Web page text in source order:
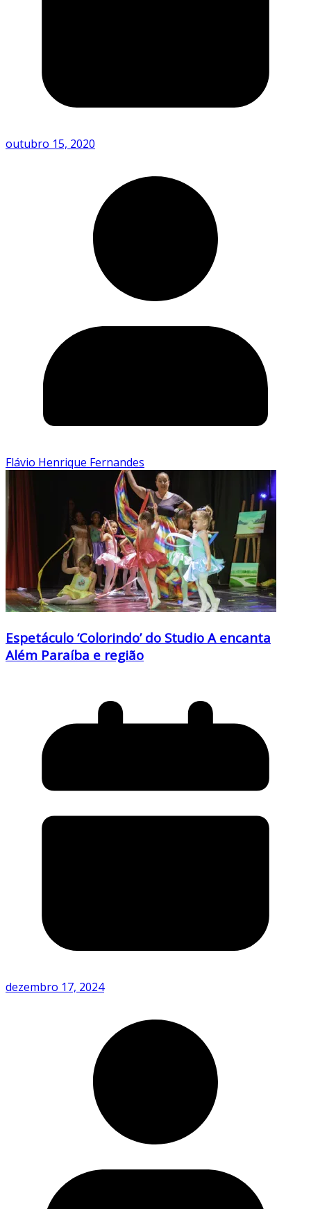
outubro 15, 2020
Flávio Henrique Fernandes
Espetáculo ‘Colorindo’ do Studio A encanta
Além Paraíba e região
dezembro 17, 2024